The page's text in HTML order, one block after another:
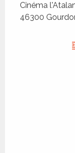
Cinéma
46300